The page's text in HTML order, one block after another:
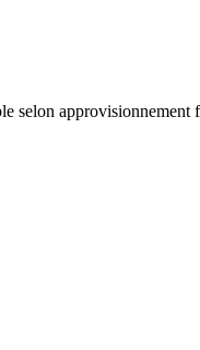
selon approvisionnement